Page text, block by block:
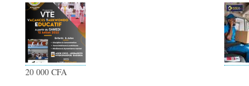
20 000 CFA